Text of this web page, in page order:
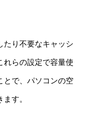
たり不要なキャッシ
れらの設定で容量使
とで、パソコンの空
す。